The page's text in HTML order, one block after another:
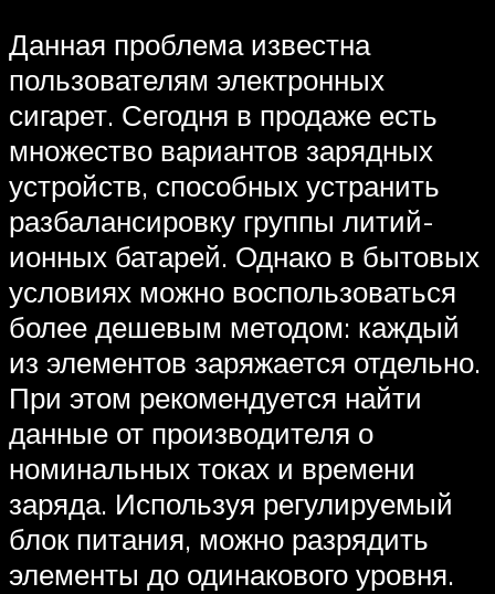
Данная проблема известна
пользователям электронных
сигарет. Сегодня в продаже есть
множество вариантов зарядных
устройств, способных устранить
разбалансировку группы литий-
ионных батарей. Однако в бытовых
условиях можно воспользоваться
более дешевым методом: каждый
из элементов заряжается отдельно.
При этом рекомендуется найти
данные от производителя о
номинальных токах и времени
заряда. Используя регулируемый
блок питания, можно разрядить
элементы до одинакового уровня.